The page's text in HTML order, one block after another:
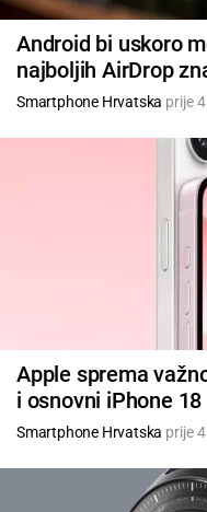
Android bi uskoro
najboljih AirDrop
Smartphone Hrvatska prije
Apple sprema
i osnovni iPhone 18
Smartphone Hrvatska prije